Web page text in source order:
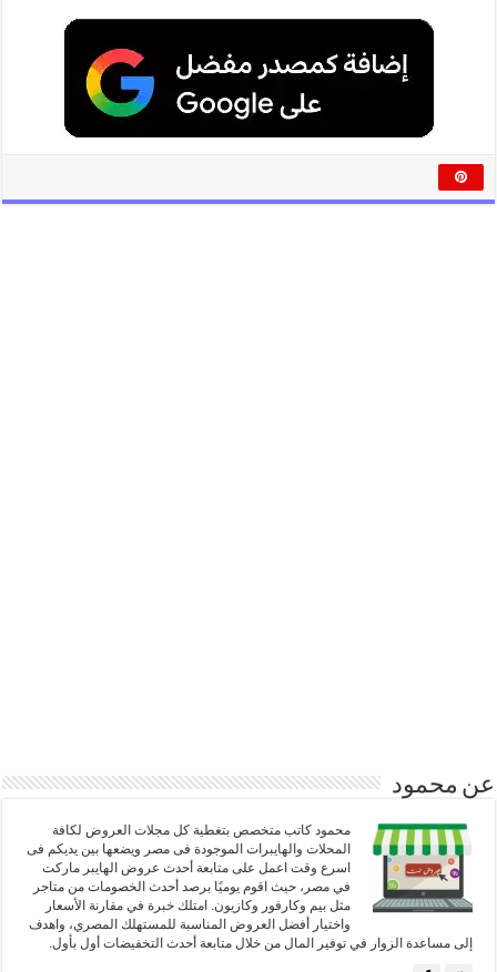
عن محمود
محمود كاتب متخصص بتغطية كل مجلات العروض لكافة
المحلات والهايبرات الموجودة فى مصر ويضعها بين يديكم فى
اسرع وقت اعمل على متابعة أحدث عروض الهايبر ماركت
في مصر، حيث اقوم يوميًا برصد أحدث الخصومات من متاجر
مثل بيم وكارفور وكازيون. امتلك خبرة في مقارنة الأسعار
واختيار أفضل العروض المناسبة للمستهلك المصري، واهدف
إلى مساعدة الزوار في توفير المال من خلال متابعة أحدث التخفيضات أول بأول.